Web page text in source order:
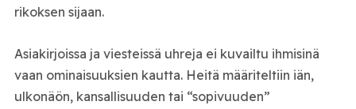
rikoksen sijaan.
Asiakirjoissa ja viesteissä uhreja ei kuvailtu ihmisinä
vaan ominaisuuksien kautta. Heitä määriteltiin iän,
ulkonäön, kansallisuuden tai “sopivuuden”